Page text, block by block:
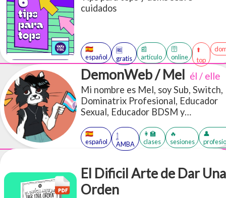
cuidados
🇪🇸
español
🆓
gratis
📰
artículo
🛜
online
⬆️
top
DemonWeb / Mel
él / elle
Mi nombre es Mel, soy Sub, Switch,
Dominatrix Profesional, Educador
Sexual, Educador BDSM y
🇪🇸
español
𓉶
AMBA
👩‍🏫
clases
🔥
sesiones
👤
El Dificil Arte de Dar Una
Orden